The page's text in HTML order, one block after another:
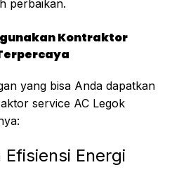
perbaikan.
Kontraktor
yang bisa Anda dapatkan
service AC Legok
Energi